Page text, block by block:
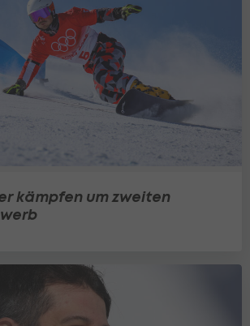
kämpfen um zweiten